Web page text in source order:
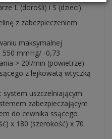
L (dorośli) i S (dzieci).
z zabezpieczeniem
maksymalnej
mmHg/ -0,73
> 20l/min (powietrze)
z lejkowatą wtyczką
system uszczelniającym
zabezpieczającym
do cewnika ssącego
x 180 (szerokość) x 70